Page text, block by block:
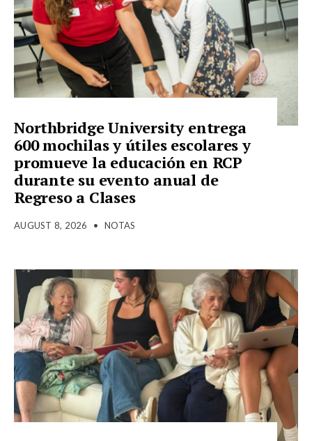
Northbridge University entrega
600 mochilas y útiles escolares y
promueve la educación en RCP
durante su evento anual de
Regreso a Clases
AUGUST 8, 2026 • NOTAS